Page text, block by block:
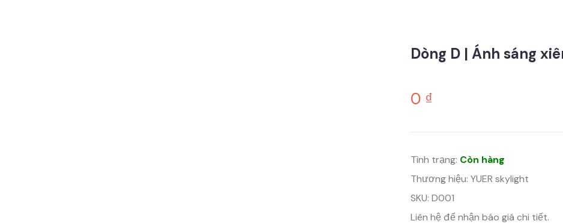
Dòng D | Ánh sáng
0 ₫
Tình trạng: Còn hàng
Thương hiệu: YUER skylight
SKU: D001
Liên hệ để nhận báo giá chi tiết.